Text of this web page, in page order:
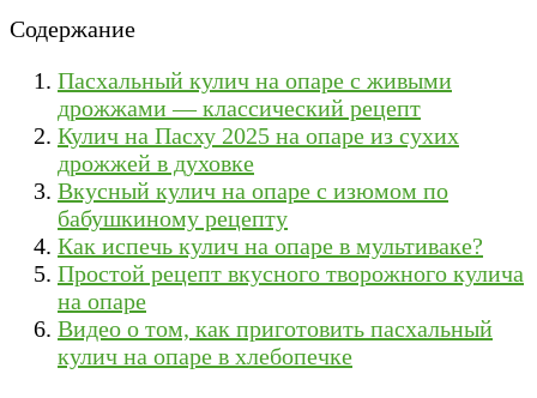
Содержание
Пасхальный кулич на опаре с живыми
дрожжами — классический рецепт
Кулич на Пасху 2025 на опаре из сухих
дрожжей в духовке
Вкусный кулич на опаре с изюмом по
бабушкиному рецепту
Как испечь кулич на опаре в мультиваке?
Простой рецепт вкусного творожного кулича
на опаре
Видео о том, как приготовить пасхальный
кулич на опаре в хлебопечке